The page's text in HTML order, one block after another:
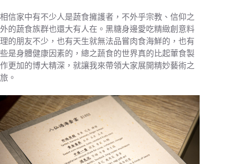
相信家中有不少人是蔬食擁護者，不外乎宗教、信仰之
外的蔬食族群也還大有人在。黑糖身邊愛吃精緻創意料
理的朋友不少，也有天生就無法品嘗肉食海鮮的，也有
些是身體健康因素的，總之蔬食的世界真的比起葷食製
作更加的博大精深，就讓我來帶領大家展開精妙藝術之
旅。